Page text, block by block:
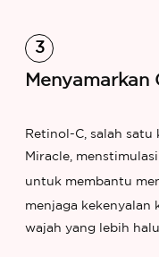
Menyamarkan
Retinol-C, salah satu
Miracle,
untuk membantu
menjaga kekenyalan
wajah yang lebih